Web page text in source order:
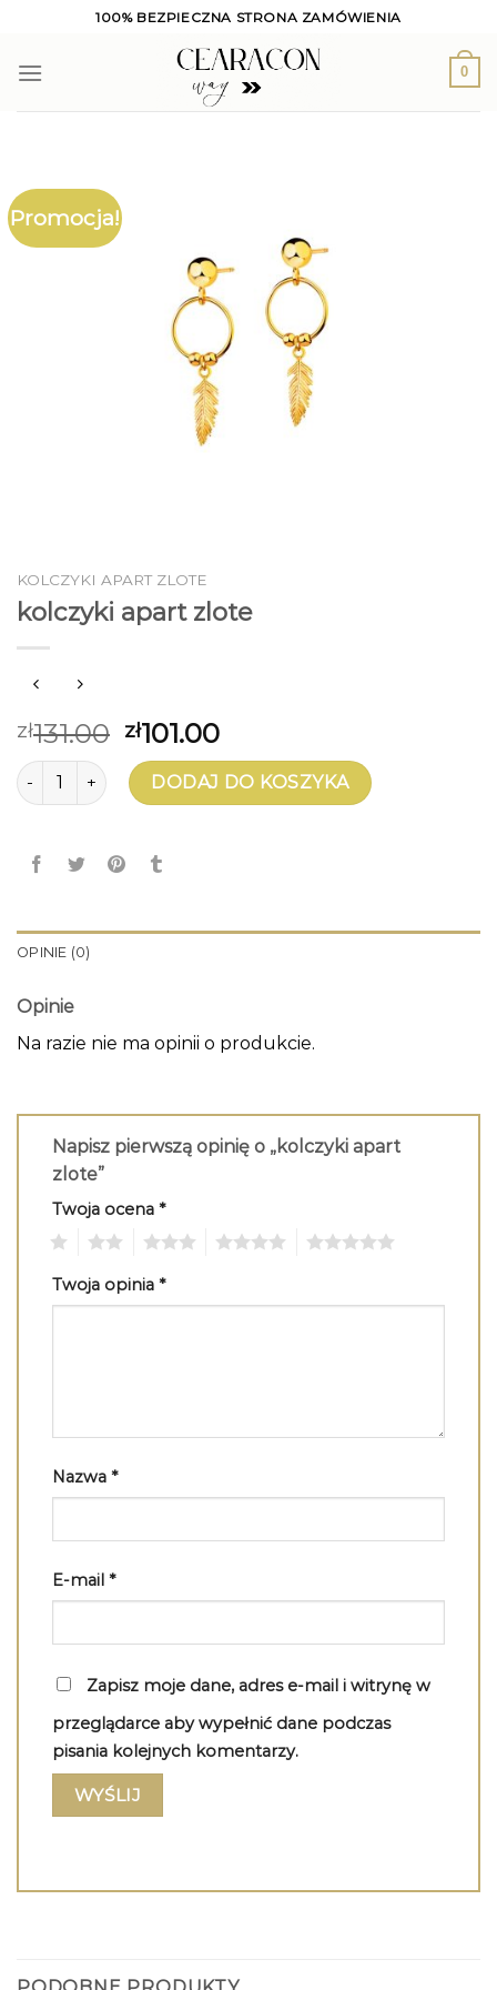
content
100% BEZPIECZNA STRONA ZAMÓWIENIA
0
Promocja!
KOLCZYKI APART ZLOTE
kolczyki apart zlote
zł131.00 zł101.00
ilość kolczyki apart zloteDODAJ DO KOSZYKA
OPINIE (0)
Opinie
Na razie nie ma opinii o produkcie.
Napisz pierwszą opinię o „kolczyki apart
zlote”
Twoja ocena *
Twoja opinia *
Nazwa *
E-mail *
Zapisz moje dane, adres e-mail i witrynę w
przeglądarce aby wypełnić dane podczas
pisania kolejnych komentarzy.